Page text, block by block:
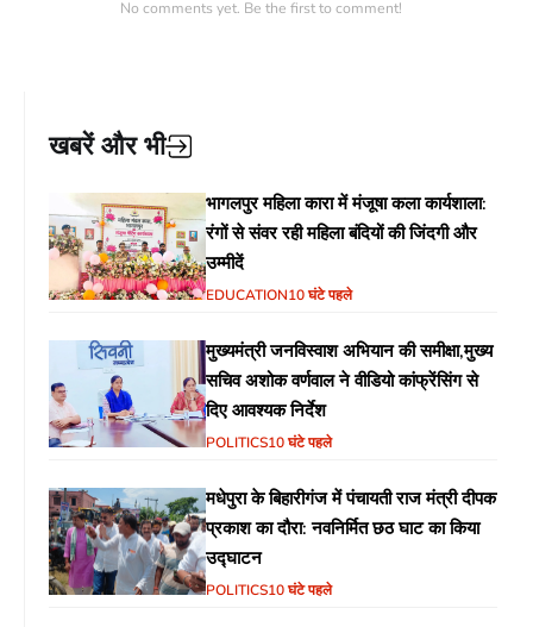
No comments yet. Be the first to comment!
खबरें और भी
भागलपुर महिला कारा में मंजूषा कला कार्यशाला:
रंगों से संवर रही महिला बंदियों की जिंदगी और
उम्मीदें
EDUCATION10 घंटे पहले
मुख्यमंत्री जनविस्वाश अभियान की समीक्षा,मुख्य
सचिव अशोक वर्णवाल ने वीडियो कांफ्रेंसिंग से
दिए आवश्यक निर्देश
POLITICS10 घंटे पहले
मधेपुरा के बिहारीगंज में पंचायती राज मंत्री दीपक
प्रकाश का दौरा: नवनिर्मित छठ घाट का किया
उद्घाटन
POLITICS10 घंटे पहले